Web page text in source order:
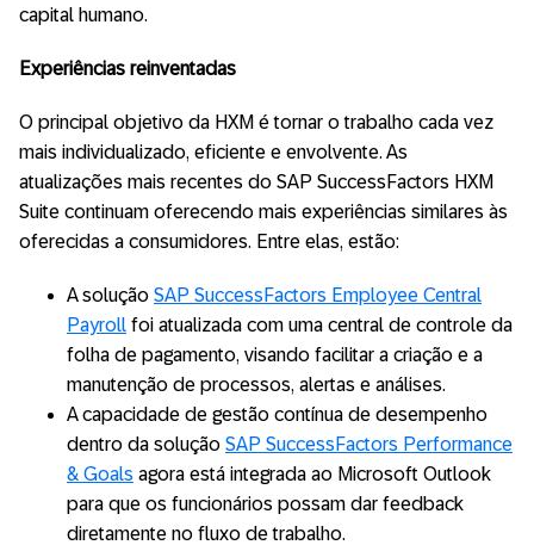
capital humano.
Experiências reinventadas
O principal objetivo da HXM é tornar o trabalho cada vez
mais individualizado, eficiente e envolvente. As
atualizações mais recentes do SAP SuccessFactors HXM
Suite continuam oferecendo mais experiências similares às
oferecidas a consumidores. Entre elas, estão:
A solução SAP SuccessFactors Employee Central
Payroll foi atualizada com uma central de controle da
folha de pagamento, visando facilitar a criação e a
manutenção de processos, alertas e análises.
A capacidade de gestão contínua de desempenho
dentro da solução SAP SuccessFactors Performance
& Goals agora está integrada ao Microsoft Outlook
para que os funcionários possam dar feedback
diretamente no fluxo de trabalho.